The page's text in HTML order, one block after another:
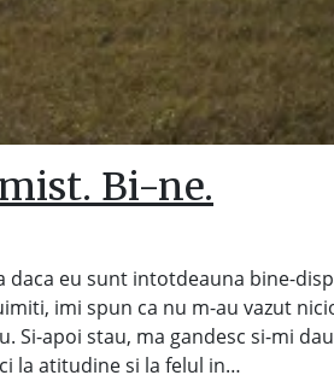
Bi-ne.
eu sunt intotdeauna bine-
imi spun ca nu m-au vazut
Si-apoi stau, ma gandesc si-mi
la atitudine si la felul in…